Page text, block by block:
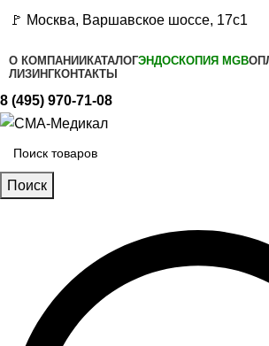
🚩 Москва, Варшавское шоссе, 17с1
О КОМПАНИИ КАТАЛОГЭНДОСКОПИЯ MGB
ЛИЗИНГКОНТАКТЫ
8 (495) 970-71-08
Поиск